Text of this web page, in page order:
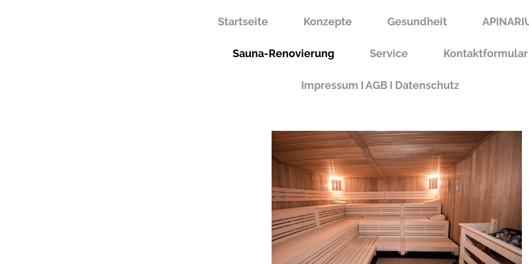
Startseite Konzepte Gesundheit
Sauna-Renovierung Service Kontaktformular
Impressum I AGB I Datenschutz